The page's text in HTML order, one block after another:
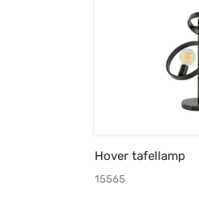
Hover tafellamp
15565